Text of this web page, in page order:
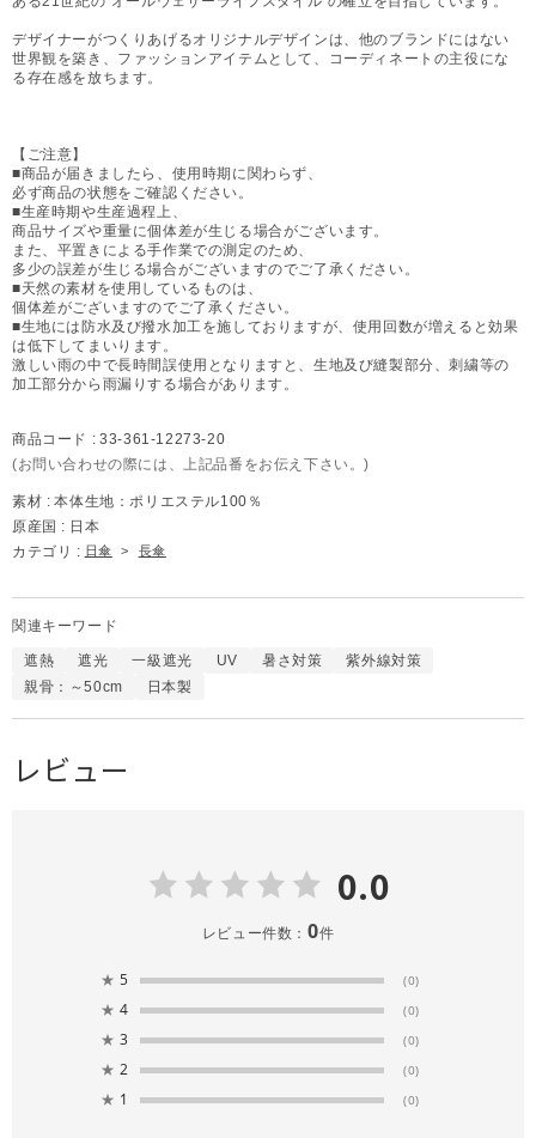
デザイナーがつくりあげるオリジナルデザインは、他のブランドにはない
世界観を築き、ファッションアイテムとして、コーディネートの主役にな
る存在感を放ちます。
【ご注意】
■商品が届きましたら、使用時期に関わらず、
必ず商品の状態をご確認ください。
■生産時期や生産過程上、
商品サイズや重量に個体差が生じる場合がございます。
また、平置きによる手作業での測定のため、
多少の誤差が生じる場合がございますのでご了承ください。
■天然の素材を使用しているものは、
個体差がございますのでご了承ください。
■生地には防水及び撥水加工を施しておりますが、使用回数が増えると効果
は低下してまいります。
激しい雨の中で長時間誤使用となりますと、生地及び縫製部分、刺繍等の
加工部分から雨漏りする場合があります。
商品コード : 33-361-12273-20
(お問い合わせの際には、上記品番をお伝え下さい。)
素材 : 本体生地：ポリエステル100％
原産国 : 日本
カテゴリ : 日傘 > 長傘
関連キーワード
遮熱 遮光 一級遮光 UV 暑さ対策
紫外線対策
親骨：～50cm
日本製
レビュー
0.0
レビュー件数： 0件
★ 5 (0)
★ 4 (0)
★ 3 (0)
★ 2 (0)
★ 1 (0)